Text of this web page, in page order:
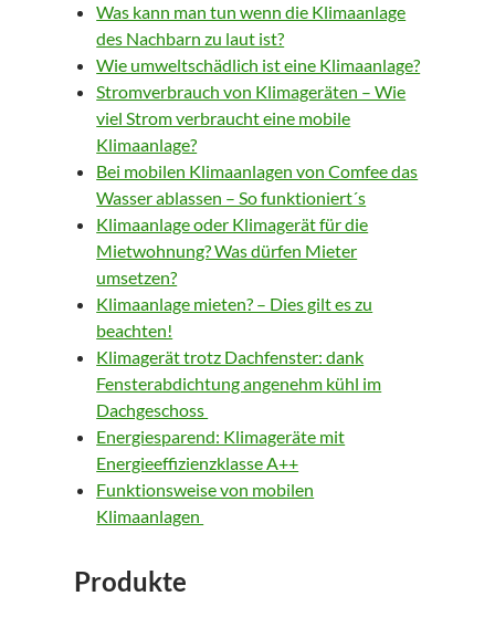
Was kann man tun wenn die Klimaanlage
des Nachbarn zu laut ist?
Wie umweltschädlich ist eine Klimaanlage?
Stromverbrauch von Klimageräten – Wie
viel Strom verbraucht eine mobile
Klimaanlage?
Bei mobilen Klimaanlagen von Comfee das
Wasser ablassen – So funktioniert´s
Klimaanlage oder Klimagerät für die
Mietwohnung? Was dürfen Mieter
umsetzen?
Klimaanlage mieten? – Dies gilt es zu
beachten!
Klimagerät trotz Dachfenster: dank
Fensterabdichtung angenehm kühl im
Dachgeschoss
Energiesparend: Klimageräte mit
Energieeffizienzklasse A++
Funktionsweise von mobilen
Klimaanlagen
Produkte